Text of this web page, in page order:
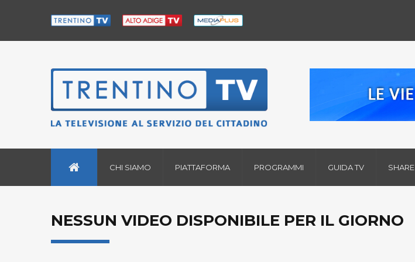
CHI SIAMO PIATTAFORMA PROGRAMMI GUIDA TV SHARE
NESSUN VIDEO DISPONIBILE PER IL GIORNO